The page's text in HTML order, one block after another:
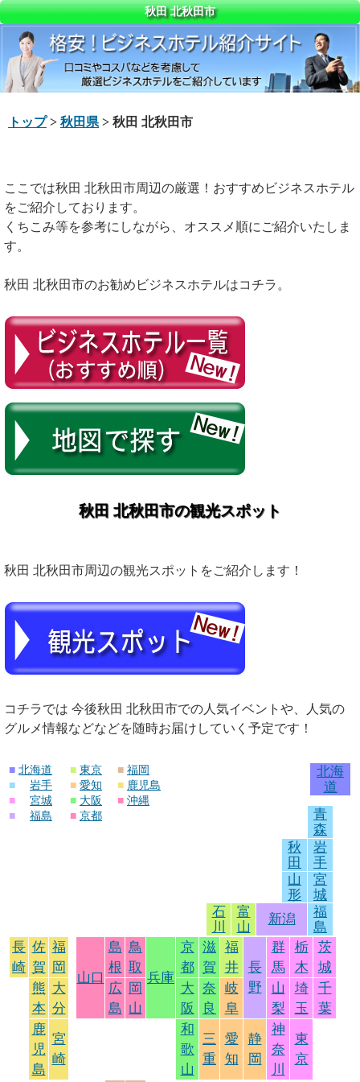
秋田 北秋田市
トップ> 秋田県 > 秋田 北秋田市
ここでは秋田 北秋田市周辺の厳選！おすすめビジネスホテル
をご紹介しております。
くちこみ等を参考にしながら、オススメ順にご紹介いたしま
す。
秋田 北秋田市のお勧めビジネスホテルはコチラ。
秋田 北秋田市の観光スポット
秋田 北秋田市周辺の観光スポットをご紹介します！
コチラでは 今後秋田 北秋田市での人気イベントや、人気の
グルメ情報などなどを随時お届けしていく予定です！
■ 北海道
■
岩手
■
宮城
■
福島
■ 東京
■ 愛知
■ 大阪
■ 京都
■ 福岡
■ 鹿児島
■ 沖縄
北海
道
青
森
秋
田
岩
手
山
形
宮
城
石
川
富
山
新潟
福
島
長
崎
佐
賀
福
岡
山口
島
根
鳥
取
兵庫
京
都
滋
賀
福
井
長
野
群
馬
栃
木
茨
城
熊
本
大
分
広
島
岡
山
大
阪
奈
良
岐
阜
山
梨
埼
玉
千
葉
鹿
児
島
宮
崎
和
歌
山
三
重
愛
知
静
岡
神
奈
川
東
京